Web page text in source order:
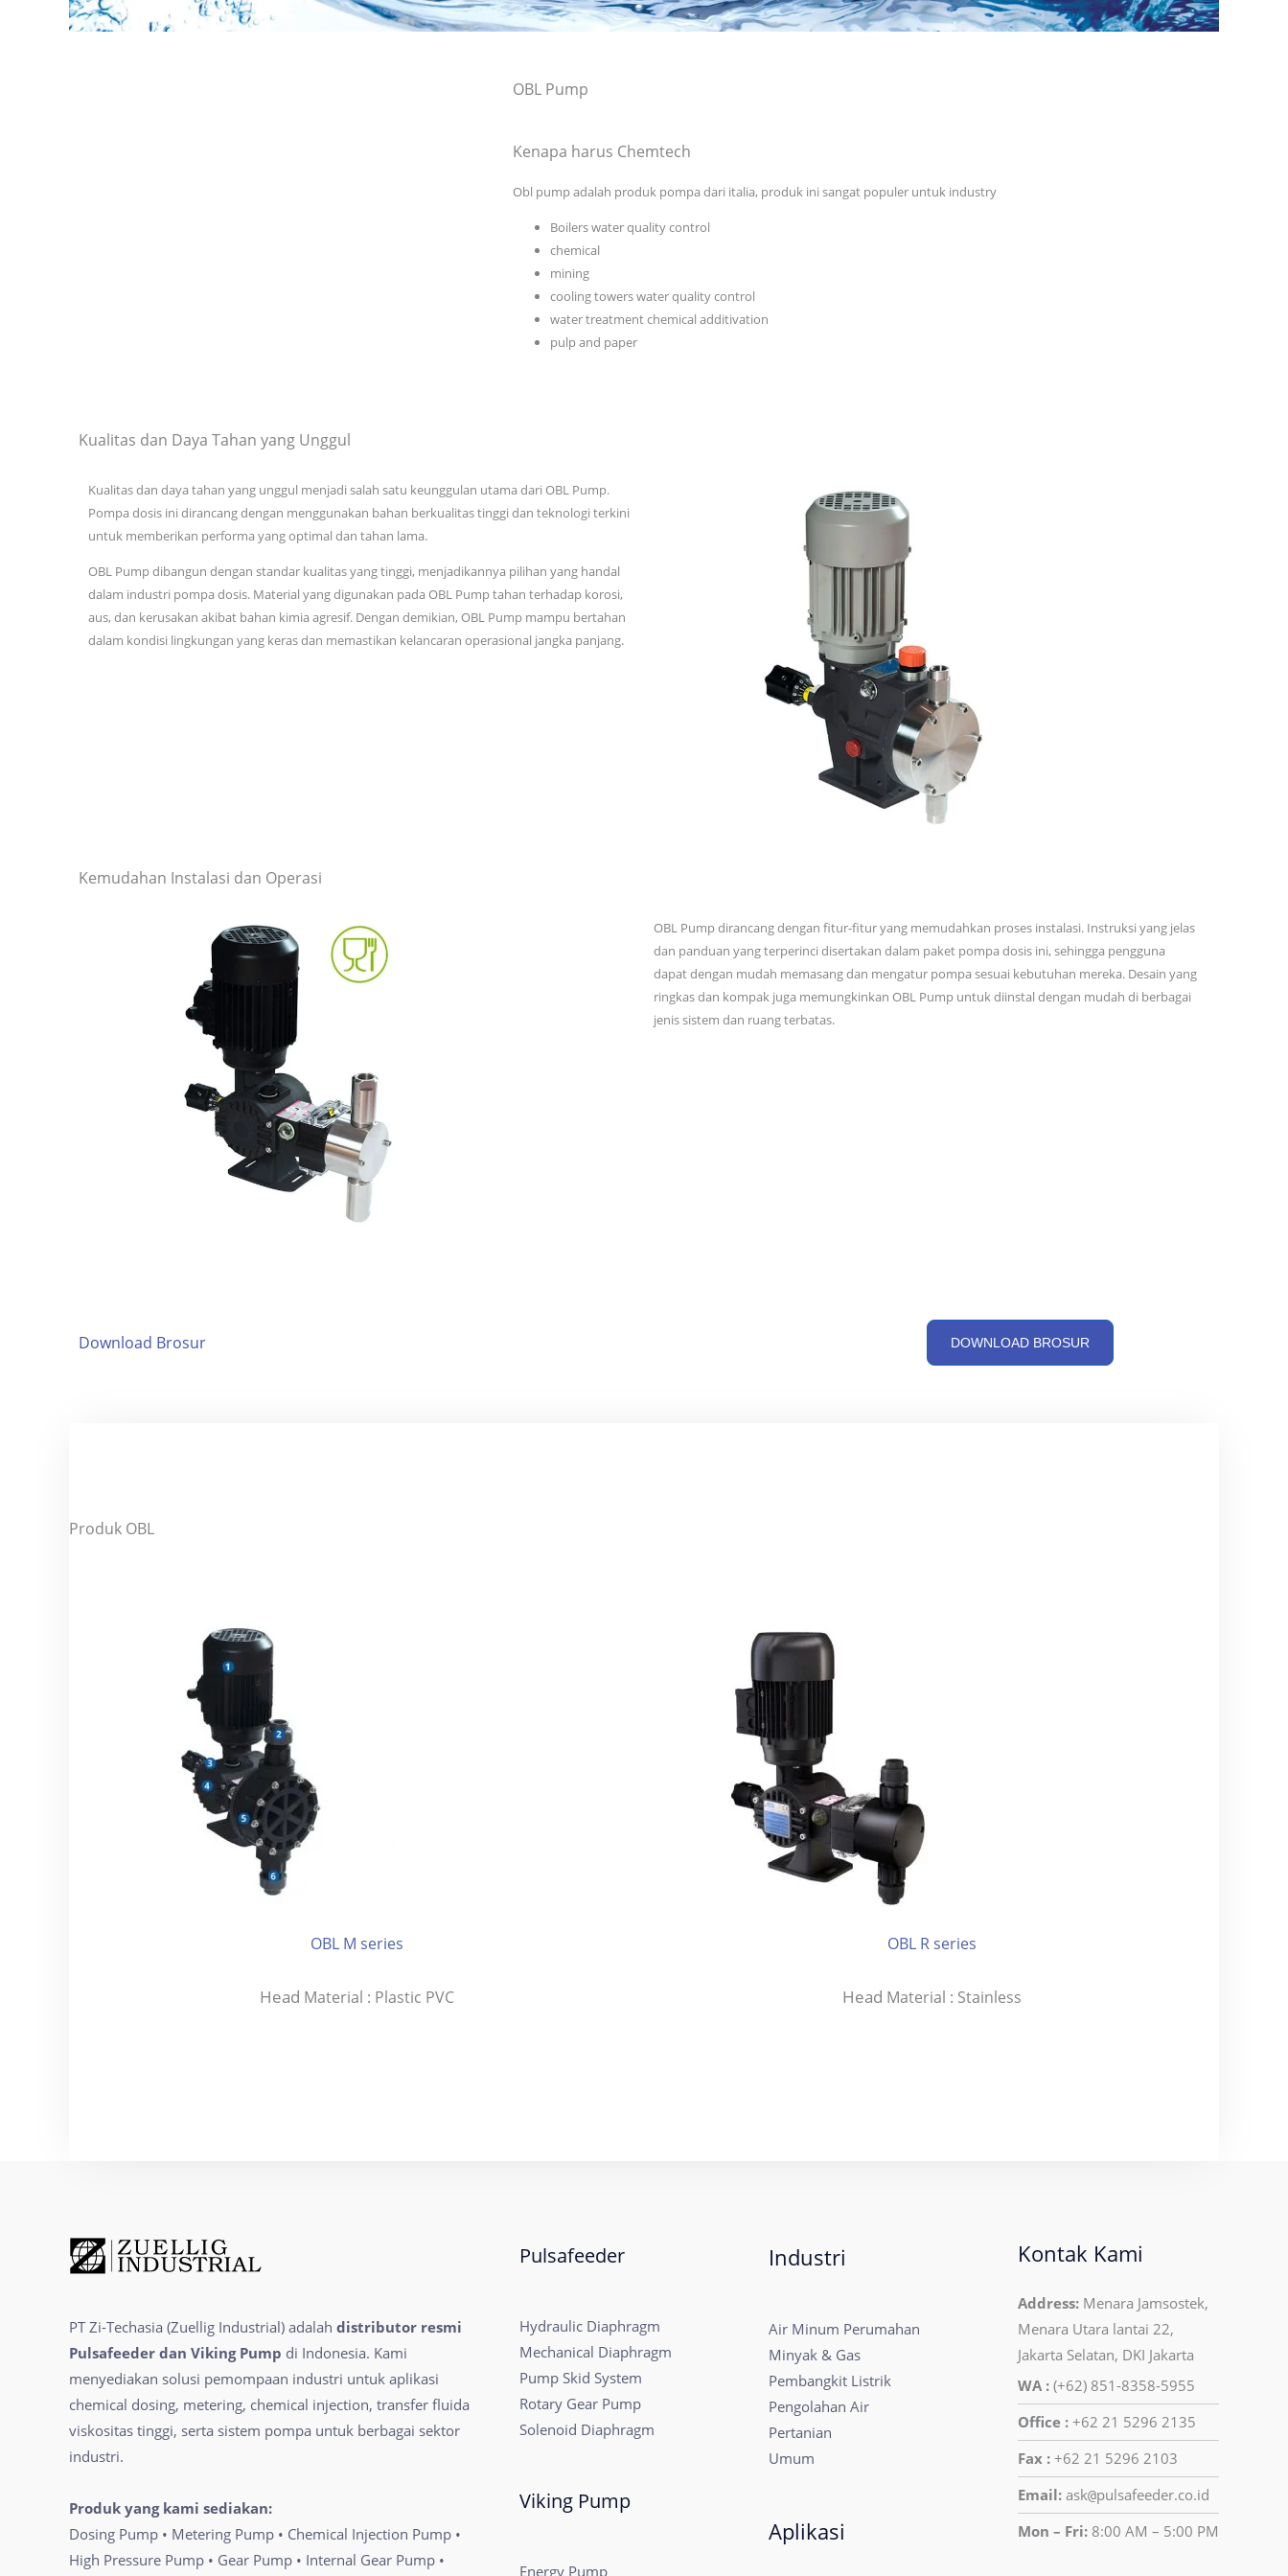
OBL Pump
Kenapa harus Chemtech
Obl pump adalah produk pompa dari italia, produk ini sangat populer untuk industry
Boilers water quality control
chemical
mining
cooling towers water quality control
water treatment chemical additivation
pulp and paper
Kualitas dan Daya Tahan yang Unggul
Kualitas dan daya tahan yang unggul menjadi salah satu keunggulan utama dari OBL Pump.
Pompa dosis ini dirancang dengan menggunakan bahan berkualitas tinggi dan teknologi terkini
untuk memberikan performa yang optimal dan tahan lama.
OBL Pump dibangun dengan standar kualitas yang tinggi, menjadikannya pilihan yang handal
dalam industri pompa dosis. Material yang digunakan pada OBL Pump tahan terhadap korosi,
aus, dan kerusakan akibat bahan kimia agresif. Dengan demikian, OBL Pump mampu bertahan
dalam kondisi lingkungan yang keras dan memastikan kelancaran operasional jangka panjang.
Kemudahan Instalasi dan Operasi
OBL Pump dirancang dengan fitur-fitur yang memudahkan proses instalasi. Instruksi yang jelas
dan panduan yang terperinci disertakan dalam paket pompa dosis ini, sehingga pengguna
dapat dengan mudah memasang dan mengatur pompa sesuai kebutuhan mereka. Desain yang
ringkas dan kompak juga memungkinkan OBL Pump untuk diinstal dengan mudah di berbagai
jenis sistem dan ruang terbatas.
Download Brosur DOWNLOAD BROSUR
Produk OBL
OBL M series
Head Material : Plastic PVC
OBL R series
Head Material : Stainless
PT Zi-Techasia (Zuellig Industrial) adalah distributor resmi
Pulsafeeder dan Viking Pump di Indonesia. Kami
menyediakan solusi pemompaan industri untuk aplikasi
chemical dosing, metering, chemical injection, transfer fluida
viskositas tinggi, serta sistem pompa untuk berbagai sektor
industri.
Produk yang kami sediakan:
Dosing Pump • Metering Pump • Chemical Injection Pump •
High Pressure Pump • Gear Pump • Internal Gear Pump •
Pulsafeeder
Hydraulic Diaphragm
Mechanical Diaphragm
Pump Skid System
Rotary Gear Pump
Solenoid Diaphragm
Viking Pump
Energy Pump
Industri
Air Minum Perumahan
Minyak & Gas
Pembangkit Listrik
Pengolahan Air
Pertanian
Umum
Aplikasi
Kontak Kami
Address: Menara Jamsostek,
Menara Utara lantai 22,
Jakarta Selatan, DKI Jakarta
WA : (+62) 851-8358-5955
Office : +62 21 5296 2135
Fax : +62 21 5296 2103
Email: ask@pulsafeeder.co.id
Mon – Fri: 8:00 AM – 5:00 PM